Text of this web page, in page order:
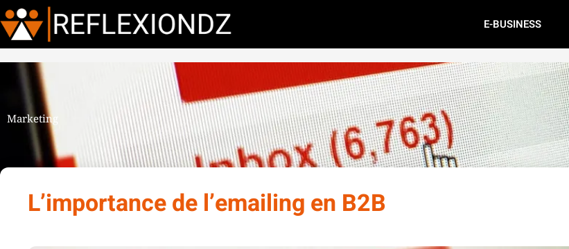
E-BUSINESS
Marketing
L’importance de l’emailing en B2B